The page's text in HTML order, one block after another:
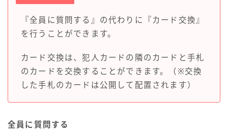
『全員に質問する』の代わりに『カード交換』
を行うことができます。
カード交換は、犯人カードの隣のカードと手札
のカードを交換することができます。（※交換
した手札のカードは公開して配置されます）
全員に質問する